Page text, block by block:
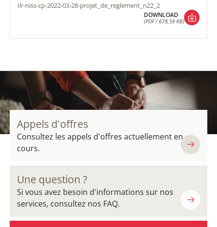
ilr-niss-cp-2022-03-28-projet_de_reglement_n22_2
DOWNLOAD
(PDF / 678,59 KB)
Appels d'offres
Consultez les appels d'offres actuellement en
cours.
Une question ?
Si vous avez besoin d'informations sur nos
services, consultez nos FAQ.